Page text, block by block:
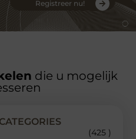
Registreer nu!
die u mogelijk
(425 )